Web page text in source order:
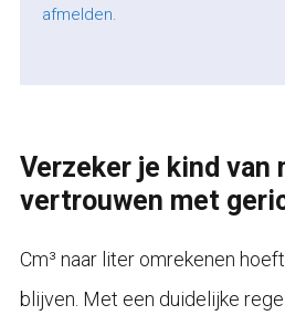
afmelden.
Verzeker je kind van
vertrouwen met
Cm³ naar liter omrekenen
blijven. Met een duidelijke